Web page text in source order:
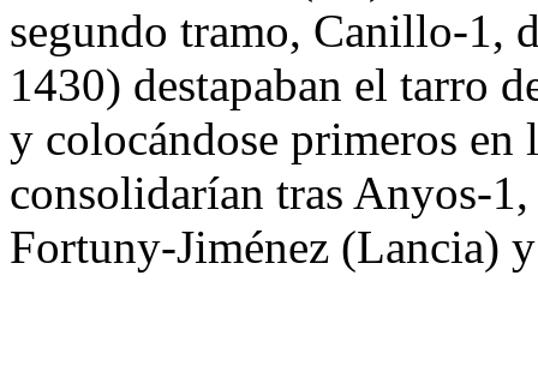
segundo tramo, Canillo-1,
1430) destapaban el tarro
y colocándose primeros en
consolidarían tras Anyos-
Fortuny-Jiménez (Lancia)